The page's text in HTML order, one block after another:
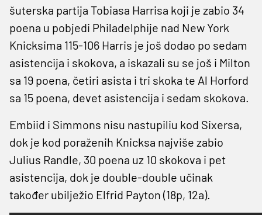
šuterska partija Tobiasa Harrisa koji je zabio 34
poena u pobjedi Philadelphije nad New York
Knicksima 115-106 Harris je još dodao po sedam
asistencija i skokova, a iskazali su se još i Milton
sa 19 poena, četiri asista i tri skoka te Al Horford
sa 15 poena, devet asistencija i sedam skokova.
Embiid i Simmons nisu nastupiliu kod Sixersa,
dok je kod poraženih Knicksa najviše zabio
Julius Randle, 30 poena uz 10 skokova i pet
asistencija, dok je double-double učinak
također ubilježio Elfrid Payton (18p, 12a).